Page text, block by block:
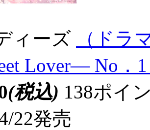
ィーズ
（ドラ
Lover― No．1
(税込) 138ポイ
22発売